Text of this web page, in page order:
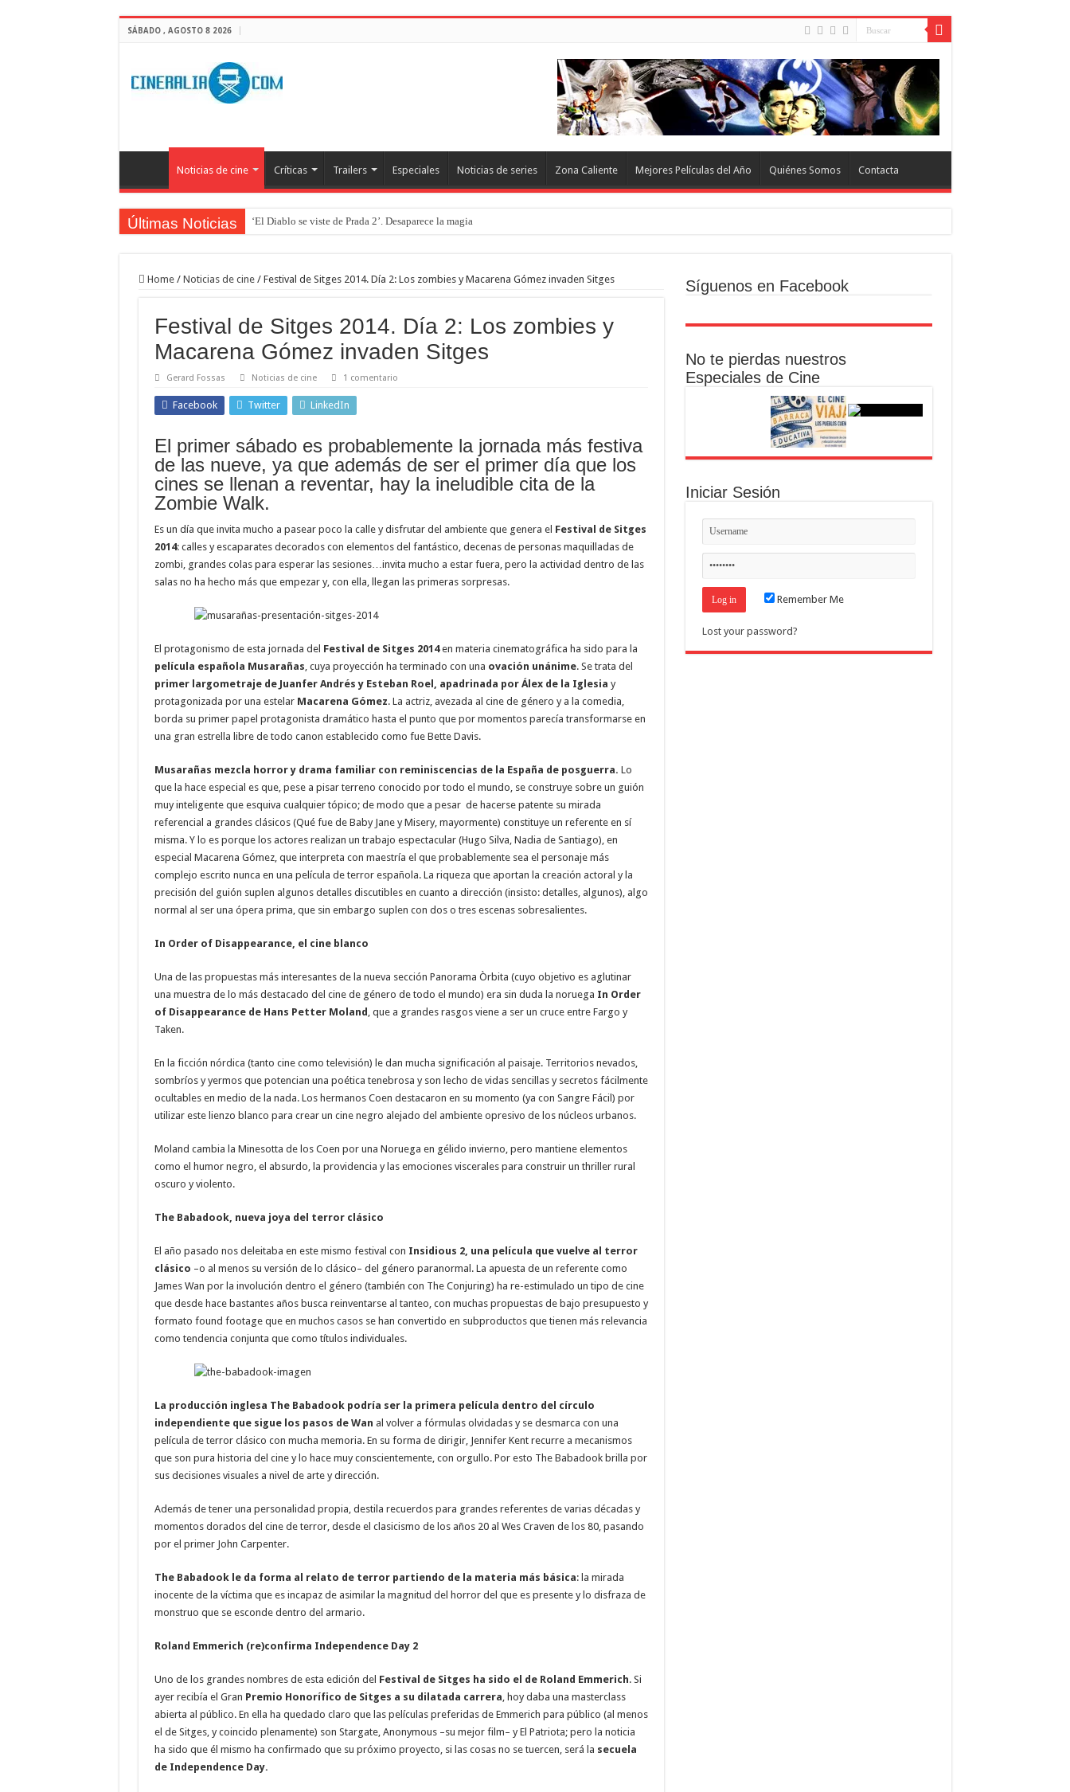
SÁBADO , AGOSTO 8 2026
Noticias de cine Críticas Trailers Especiales Noticias de series Zona Caliente Mejores Películas del Año Quiénes Somos Contacta
Últimas Noticias ‘El Diablo se viste de Prada 2’. Desaparece la magia
Home / Noticias de cine / Festival de Sitges 2014. Día 2: Los zombies y Macarena Gómez invaden Sitges
Festival de Sitges 2014. Día 2: Los zombies y
Macarena Gómez invaden Sitges
Gerard Fossas Noticias de cine 1 comentario
Facebook Twitter LinkedIn
El primer sábado es probablemente la jornada más festiva
de las nueve, ya que además de ser el primer día que los
cines se llenan a reventar, hay la ineludible cita de la
Zombie Walk.
Es un día que invita mucho a pasear poco la calle y disfrutar del ambiente que genera el Festival de Sitges
2014: calles y escaparates decorados con elementos del fantástico, decenas de personas maquilladas de
zombi, grandes colas para esperar las sesiones…invita mucho a estar fuera, pero la actividad dentro de las
salas no ha hecho más que empezar y, con ella, llegan las primeras sorpresas.
El protagonismo de esta jornada del Festival de Sitges 2014en materia cinematográfica ha sido para la
película española Musarañas, cuya proyección ha terminado con una ovación unánime. Se trata del
primer largometraje de Juanfer Andrés y Esteban Roel, apadrinada por Álex de la Iglesia y
protagonizada por una estelar Macarena Gómez. La actriz, avezada al cine de género y a la comedia,
borda su primer papel protagonista dramático hasta el punto que por momentos parecía transformarse en
una gran estrella libre de todo canon establecido como fue Bette Davis.
Musarañas mezcla horror y drama familiar con reminiscencias de la España de posguerra. Lo
que la hace especial es que, pese a pisar terreno conocido por todo el mundo, se construye sobre un guión
muy inteligente que esquiva cualquier tópico; de modo que a pesar de hacerse patente su mirada
referencial a grandes clásicos (Qué fue de Baby Jane y Misery, mayormente) constituye un referente en sí
misma. Y lo es porque los actores realizan un trabajo espectacular (Hugo Silva, Nadia de Santiago), en
especial Macarena Gómez, que interpreta con maestría el que probablemente sea el personaje más
complejo escrito nunca en una película de terror española. La riqueza que aportan la creación actoral y la
precisión del guión suplen algunos detalles discutibles en cuanto a dirección (insisto: detalles, algunos), algo
normal al ser una ópera prima, que sin embargo suplen con dos o tres escenas sobresalientes.
In Order of Disappearance, el cine blanco
Una de las propuestas más interesantes de la nueva sección Panorama Òrbita (cuyo objetivo es aglutinar
una muestra de lo más destacado del cine de género de todo el mundo) era sin duda la noruega In Order
of Disappearance de Hans Petter Moland , que a grandes rasgos viene a ser un cruce entre Fargo y
Taken.
En la ficción nórdica (tanto cine como televisión) le dan mucha significación al paisaje. Territorios nevados,
sombríos y yermos que potencian una poética tenebrosa y son lecho de vidas sencillas y secretos fácilmente
ocultables en medio de la nada. Los hermanos Coen destacaron en su momento (ya con Sangre Fácil) por
utilizar este lienzo blanco para crear un cine negro alejado del ambiente opresivo de los núcleos urbanos.
Moland cambia la Minesotta de los Coen por una Noruega en gélido invierno, pero mantiene elementos
como el humor negro, el absurdo, la providencia y las emociones viscerales para construir un thriller rural
oscuro y violento.
The Babadook, nueva joya del terror clásico
El año pasado nos deleitaba en este mismo festival con Insidious 2, una película que vuelve al terror
clásico –o al menos su versión de lo clásico– del género paranormal. La apuesta de un referente como
James Wan por la involución dentro el género (también con The Conjuring) ha re-estimulado un tipo de cine
que desde hace bastantes años busca reinventarse al tanteo, con muchas propuestas de bajo presupuesto y
formato found footage que en muchos casos se han convertido en subproductos que tienen más relevancia
como tendencia conjunta que como títulos individuales.
La producción inglesa The Babadook podría ser la primera película dentro del círculo
independiente que sigue los pasos de Wan al volver a fórmulas olvidadas y se desmarca con una
película de terror clásico con mucha memoria. En su forma de dirigir, Jennifer Kent recurre a mecanismos
que son pura historia del cine y lo hace muy conscientemente, con orgullo. Por esto The Babadook brilla por
sus decisiones visuales a nivel de arte y dirección.
Además de tener una personalidad propia, destila recuerdos para grandes referentes de varias décadas y
momentos dorados del cine de terror, desde el clasicismo de los años 20 al Wes Craven de los 80, pasando
por el primer John Carpenter.
The Babadook le da forma al relato de terror partiendo de la materia más básica: la mirada
inocente de la víctima que es incapaz de asimilar la magnitud del horror del que es presente y lo disfraza de
monstruo que se esconde dentro del armario.
Roland Emmerich (re)confirma Independence Day 2
Uno de los grandes nombres de esta edición del Festival de Sitges ha sido el de Roland Emmerich. Si
ayer recibía el Gran Premio Honorífico de Sitges a su dilatada carrera, hoy daba una masterclass
abierta al público. En ella ha quedado claro que las películas preferidas de Emmerich para público (al menos
el de Sitges, y coincido plenamente) son Stargate, Anonymous –su mejor film– y El Patriota; pero la noticia
ha sido que él mismo ha confirmado que su próximo proyecto, si las cosas no se tuercen, será la secuela
de Independence Day.
Síguenos en Facebook
No te pierdas nuestros
Especiales de Cine
Iniciar Sesión
Remember Me
Lost your password?